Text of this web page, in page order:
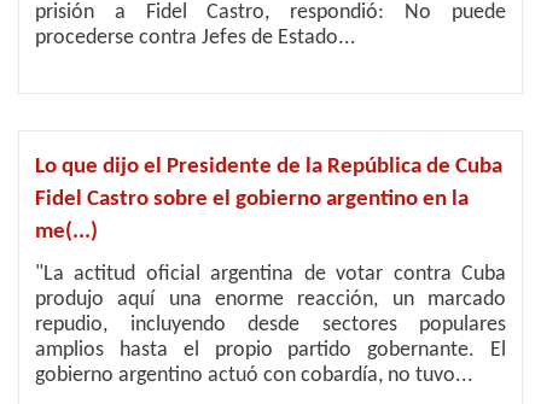
prisión a Fidel Castro, respondió: No puede
procederse contra Jefes de Estado...
Lo que dijo el Presidente de la República de Cuba
Fidel Castro sobre el gobierno argentino en la
me(...)
"La actitud oficial argentina de votar contra Cuba
produjo aquí una enorme reacción, un marcado
repudio, incluyendo desde sectores populares
amplios hasta el propio partido gobernante. El
gobierno argentino actuó con cobardía, no tuvo...